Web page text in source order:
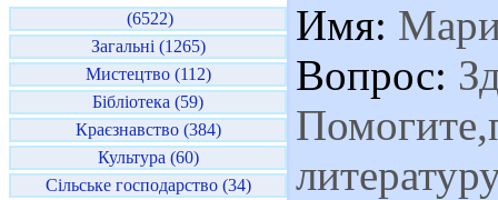
(6522)
Загальні (1265)
Мистецтво (112)
Бібліотека (59)
Краєзнавство (384)
Культура (60)
Сільське господарство (34)
Имя:
Вопрос: